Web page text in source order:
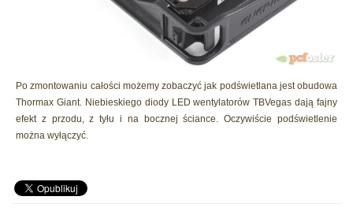
Po zmontowaniu całości możemy zobaczyć jak podświetlana jest obudowa
Thormax Giant. Niebieskiego diody LED wentylatorów TBVegas dają fajny
efekt z przodu, z tyłu i na bocznej ściance. Oczywiście podświetlenie
można wyłączyć.